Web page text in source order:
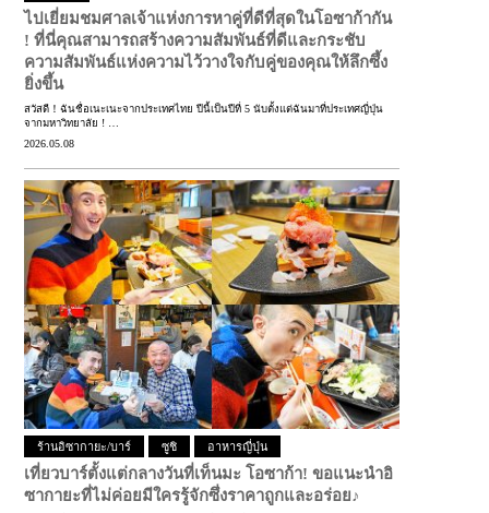
ไปเยี่ยมชมศาลเจ้าแห่งการหาคู่ที่ดีที่สุดในโอซาก้ากัน
!ที่นี่คุณสามารถสร้างความสัมพันธ์ที่ดีและกระชับ
ความสัมพันธ์แห่งความไว้วางใจกับคู่ของคุณให้ลึกซึ้ง
ยิ่งขึ้น
สวัสดี！ฉันชื่อเนะเนะจากประเทศไทย ปีนี้เป็นปีที่ 5 นับตั้งแต่ฉันมาที่ประเทศญี่ปุ่น
จากมหาวิทยาลัย ! …
2026.05.08
ร้านอิซากายะ/บาร์ ซูชิ อาหารญี่ปุ่น
เที่ยวบาร์ตั้งแต่กลางวันที่เท็นมะ โอซาก้า! ขอแนะนำอิ
ซากายะที่ไม่ค่อยมีใครรู้จักซึ่งราคาถูกและอร่อย♪